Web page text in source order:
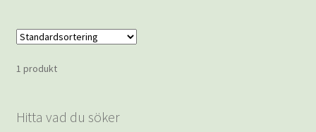
1 produkt
Hitta vad du söker